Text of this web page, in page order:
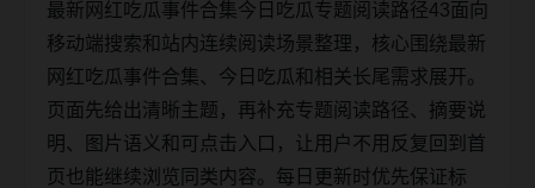
最新网红吃瓜事件合集今日吃瓜专题阅读路径43面向
移动端搜索和站内连续阅读场景整理，核心围绕最新
网红吃瓜事件合集、今日吃瓜和相关长尾需求展开。
页面先给出清晰主题，再补充专题阅读路径、摘要说
明、图片语义和可点击入口，让用户不用反复回到首
页也能继续浏览同类内容。每日更新时优先保证标